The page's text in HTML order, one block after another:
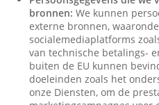
bronnen: We kunnen
externe bronnen,
socialemediaplatforms
van technische betalings-
buiten de EU kunnen
doeleinden zoals het
onze Diensten, om de